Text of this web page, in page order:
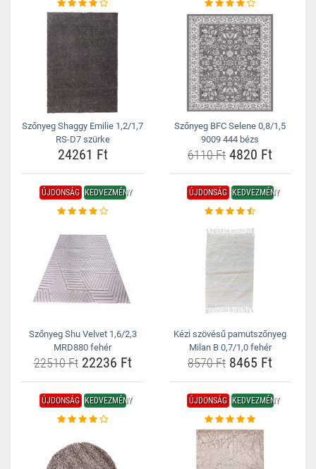
Szőnyeg Shaggy Emilie 1,2/1,7
RS-D7 szürke
24261 Ft
Szőnyeg BFC Selene 0,8/1,5
9009 444 bézs
6110 Ft 4820 Ft
ÚJDONSÁG KEDVEZMÉNY
Szőnyeg Shu Velvet 1,6/2,3
MRD880 fehér
22510 Ft22236 Ft
ÚJDONSÁG KEDVEZMÉNY
Kézi szövésű pamutszőnyeg
Milan B 0,7/1,0 fehér
8570 Ft 8465 Ft
ÚJDONSÁG KEDVEZMÉNY ÚJDONSÁG KEDVEZMÉNY